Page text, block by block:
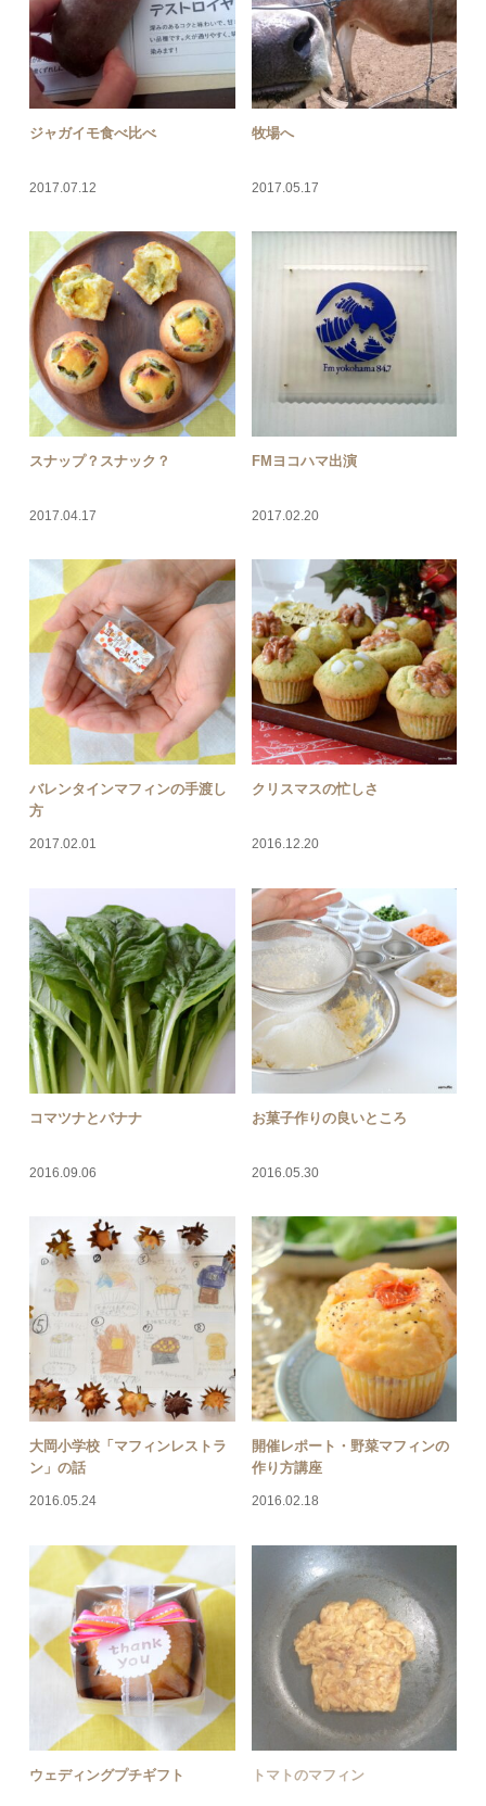
ジャガイモ食べ比べ
2017.07.12
牧場へ
2017.05.17
スナップ？スナック？
2017.04.17
FMヨコハマ出演
2017.02.20
バレンタインマフィンの手渡し
方
2017.02.01
クリスマスの忙しさ
2016.12.20
コマツナとバナナ
2016.09.06
お菓子作りの良いところ
2016.05.30
大岡小学校「マフィンレストラ
ン」の話
2016.05.24
開催レポート・野菜マフィンの
作り方講座
2016.02.18
ウェディングプチギフト トマトのマフィン